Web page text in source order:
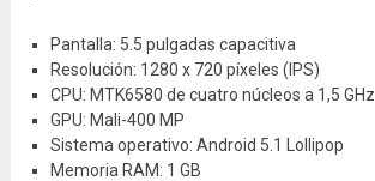
Pantalla: 5.5 pulgadas capacitiva
Resolución: 1280 x 720 píxeles (IPS)
CPU: MTK6580 de cuatro núcleos a 1,5 GHz
GPU: Mali-400 MP
Sistema operativo: Android 5.1 Lollipop
Memoria RAM: 1 GB